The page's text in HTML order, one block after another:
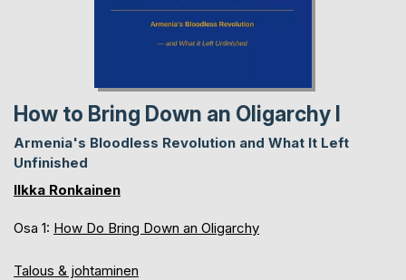
How to Bring Down an Oligarchy I
Armenia's Bloodless Revolution and What It Left
Unfinished
Ilkka Ronkainen
Osa 1: How Do Bring Down an Oligarchy
Talous & johtaminen